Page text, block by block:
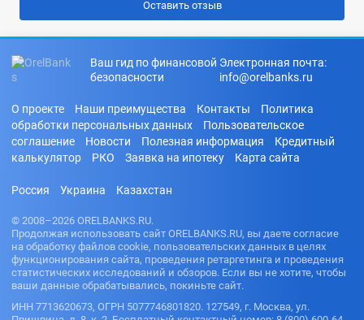
Ваш гид по финансовой
безопасности
Электронная почта:
info@orelbanks.ru
О проекте Наши преимущества Контакты
Политика
обработки персональных данных
Пользовательское
соглашение
Новости Полезная информация
Кредитный
калькулятор
РКО Заявка на ипотеку Карта сайта
Россия Украина Казахстан
© 2008–2026 ORELBANKS.RU.
Продолжая использовать сайт ORELBANKS.RU, вы даете согласие
на обработку файлов cookie, пользовательских данных в целях
функционирования сайта, проведения ретаргетинга и проведения
статистических исследований и обзоров. Если вы не хотите, чтобы
ваши данные обрабатывались, покиньте сайт.
ИНН 7713620673, ОГРН 5077746801820. 127549, г. Москва, ул.